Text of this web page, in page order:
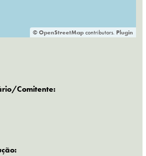
©OpenStreetMapcontributors. Plugin
Comitente: